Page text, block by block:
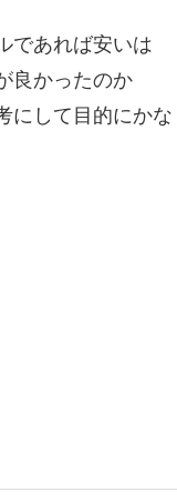
であれば安いは
良かったのか
にして目的にかな